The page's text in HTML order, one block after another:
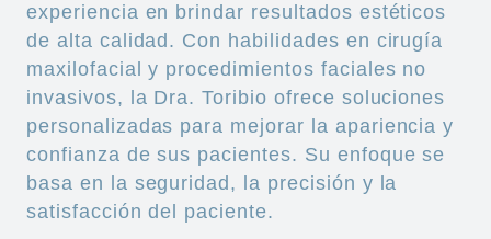
experiencia en brindar resultados estéticos
de alta calidad. Con habilidades en cirugía
maxilofacial y procedimientos faciales no
invasivos, la Dra. Toribio ofrece soluciones
personalizadas para mejorar la apariencia y
confianza de sus pacientes. Su enfoque se
basa en la seguridad, la precisión y la
satisfacción del paciente.